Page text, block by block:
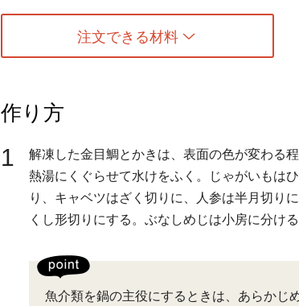
注文できる材料
作り方
1
解凍した金目鯛とかきは、表面の色が変わる
熱湯にくぐらせて水けをふく。じゃがいもは
り、キャベツはざく切りに、人参は半月切り
くし形切りにする。ぶなしめじは小房に分ける
魚介類を鍋の主役にするときは、あらかじ